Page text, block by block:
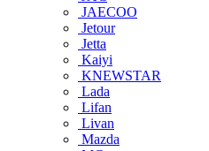
JAECOO
Jetour
Jetta
Kaiyi
KNEWSTAR
Lada
Lifan
Livan
Mazda